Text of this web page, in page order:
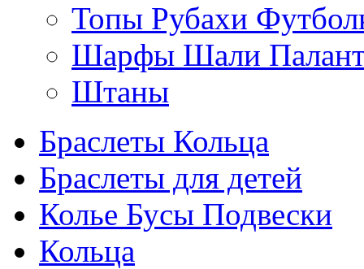
Топы Рубахи
Шарфы Шали
Штаны
Браслеты Кольца
Браслеты для детей
Колье Бусы Подвески
Кольца